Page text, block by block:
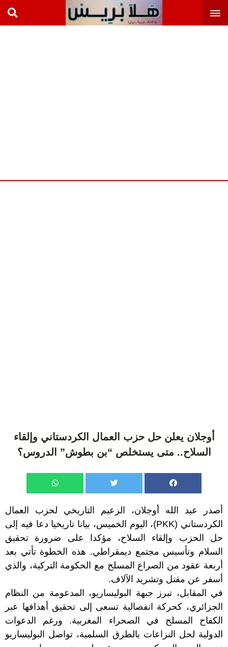
أوجلان يعلن حل حزب العمال الكردستاني وإلقاء
السلاح.. متى يستخلص “بن بطوش” الدروس؟
أصدر عبد الله أوجلان، الزعيم التاريخي لحزب العمال
الكردستاني (PKK)، اليوم الخميس، بيانا تاريخيا دعا فيه إلى
حل الحزب وإلقاء السلاح، مؤكدا على ضرورة تحقيق
السلام وتأسيس مجتمع ديمقراطي. هذه الخطوة تأتي بعد
أربعة عقود من الصراع المسلح مع الحكومة التركية، والذي
أسفر عن مقتل وتشريد الآلاف.
في المقابل، تبرز جبهة البوليساريو، المدعومة من النظام
الجزائري، كحركة انفصالية تسعى إلى تحقيق أهدافها عبر
الكفاح المسلح في الصحراء المغربية. ورغم الدعوات
الدولية لحل النزاعات بالطرق السلمية، تواصل البوليساريو